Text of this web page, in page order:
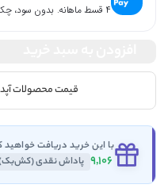
۴ قسط ماهانه. بدون سود، چک و ضامن.
قیمت محصولات
با این خرید دریافت خواهید
9,106 پاداش نقدی